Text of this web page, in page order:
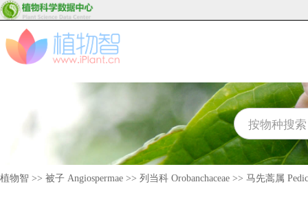
植物智 >> 被子 Angiospermae >> 列当科 Orobanchaceae >> 马先蒿属